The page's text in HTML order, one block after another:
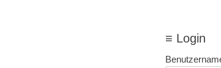
≡ Login